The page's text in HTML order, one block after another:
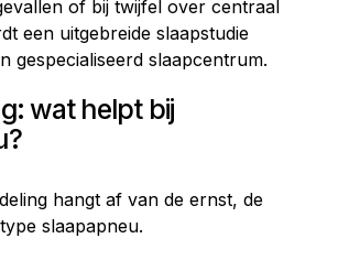
of bij twijfel over centraal
een uitgebreide slaapstudie
gespecialiseerd slaapcentrum.
wat helpt bij
hangt af van de ernst, de
slaapapneu.